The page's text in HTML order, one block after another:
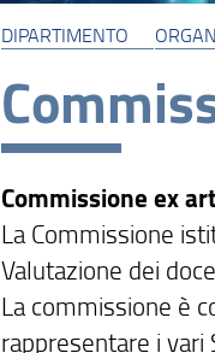
DIPARTIMENTO
Commissione ex
La Commissione
Valutazione dei
La commissione è
rappresentare i vari